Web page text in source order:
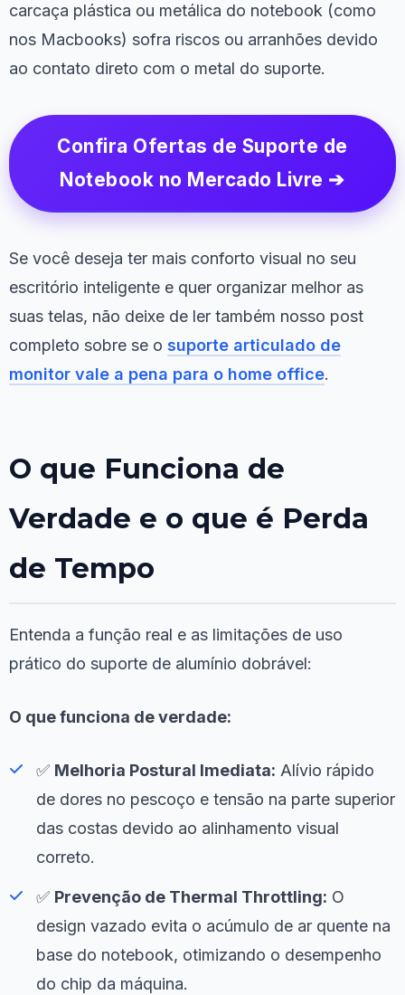
carcaça plástica ou metálica do notebook (como
nos Macbooks) sofra riscos ou arranhões devido
ao contato direto com o metal do suporte.
Confira Ofertas de Suporte de
Notebook no Mercado Livre ➔
Se você deseja ter mais conforto visual no seu
escritório inteligente e quer organizar melhor as
suas telas, não deixe de ler também nosso post
completo sobre se o suporte articulado de
monitor vale a pena para o home office.
O que Funciona de
Verdade e o que é Perda
de Tempo
Entenda a função real e as limitações de uso
prático do suporte de alumínio dobrável:
O que funciona de verdade:
✅ Melhoria Postural Imediata: Alívio rápido
de dores no pescoço e tensão na parte superior
das costas devido ao alinhamento visual
correto.
✅ Prevenção de Thermal Throttling: O
design vazado evita o acúmulo de ar quente na
base do notebook, otimizando o desempenho
do chip da máquina.